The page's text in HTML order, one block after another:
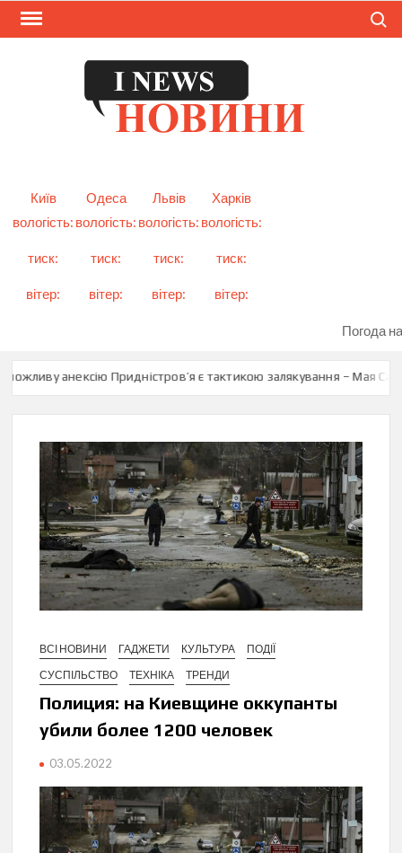
Skip
Київ
Одеса Львів
Харків
вологість:
тиск:
вітер:
вологість:
тиск:
вітер:
вологість:
тиск:
вітер:
вологість:
тиск:
вітер:
Погода
анексію Придністров’я є тактикою залякування – Мая Санду
ВСІ НОВИНИ ГАДЖЕТИ КУЛЬТУРА
ПОДІЇ
СУСПІЛЬСТВО
ТЕХНІКА ТРЕНДИ
Полиция: на Киевщине оккупанты
убили более 1200 человек
03.05.2022